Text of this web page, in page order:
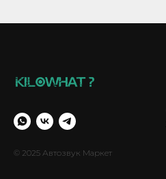
© 2025 Автозвук Маркет